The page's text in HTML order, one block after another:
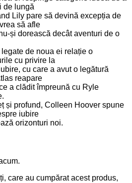
de lungă
Lily pare să devină excepția de
să afle
și dorească decât aventuri de o
de noua ei relație o
cu privire la
cu care a avut o legătură
reapare
a clădit împreună cu Ryle
și profund, Colleen Hoover spune
iubire
orizonturi noi.
care au cumpărat acest produs,